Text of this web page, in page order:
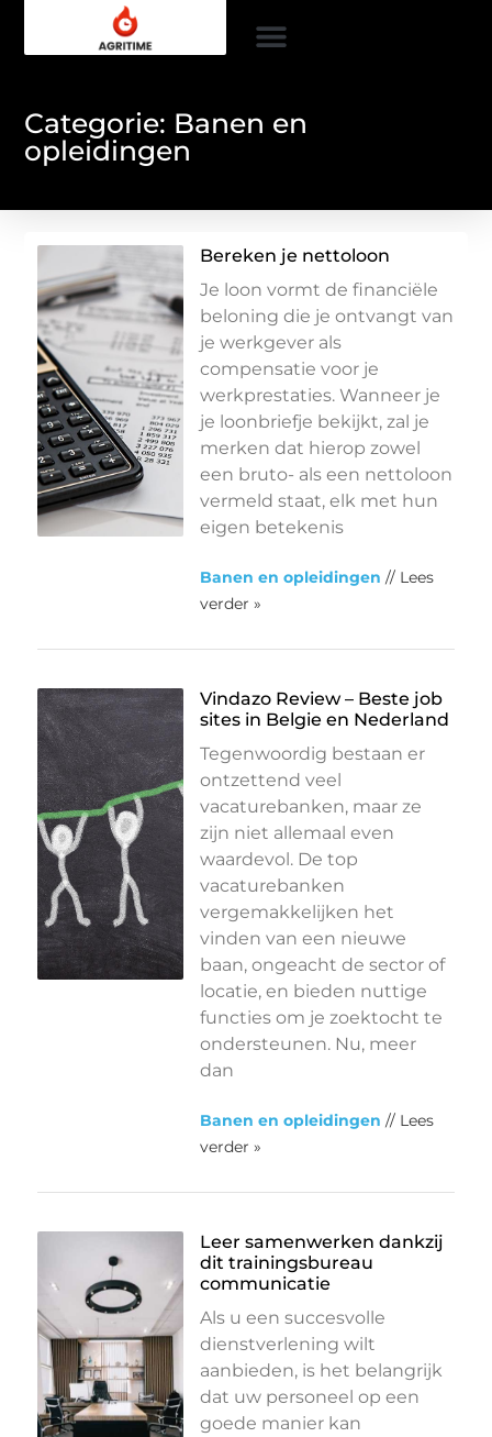
Categorie: Banen en
opleidingen
Bereken je nettoloon
Je loon vormt de financiële
beloning die je ontvangt van
je werkgever als
compensatie voor je
werkprestaties. Wanneer je
je loonbriefje bekijkt, zal je
merken dat hierop zowel
een bruto- als een nettoloon
vermeld staat, elk met hun
eigen betekenis
Banen en opleidingen // Lees
verder »
Vindazo Review – Beste job
sites in Belgie en Nederland
Tegenwoordig bestaan er
ontzettend veel
vacaturebanken, maar ze
zijn niet allemaal even
waardevol. De top
vacaturebanken
vergemakkelijken het
vinden van een nieuwe
baan, ongeacht de sector of
locatie, en bieden nuttige
functies om je zoektocht te
ondersteunen. Nu, meer
dan
Banen en opleidingen // Lees
verder »
Leer samenwerken dankzij
dit trainingsbureau
communicatie
Als u een succesvolle
dienstverlening wilt
aanbieden, is het belangrijk
dat uw personeel op een
goede manier kan